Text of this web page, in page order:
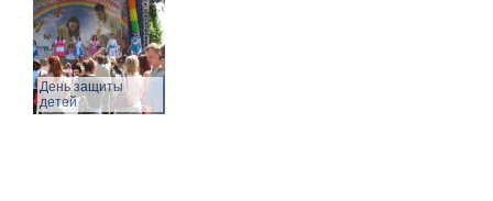
День защиты
детей